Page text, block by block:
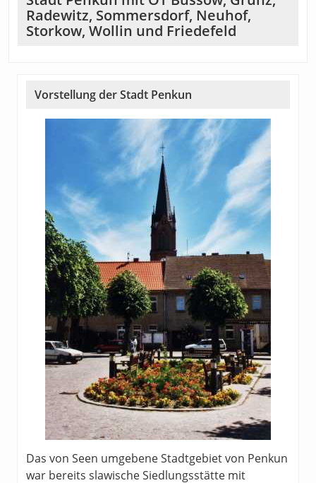
Radewitz, Sommersdorf, Neuhof,
Storkow, Wollin und Friedefeld
Vorstellung der Stadt Penkun
Das von Seen umgebene Stadtgebiet von Penkun
war bereits slawische Siedlungsstätte mit